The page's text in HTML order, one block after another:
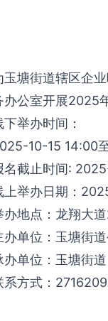
玉塘街道辖区企
办公室开展2025
下举办时间：
10-15 14:00
名截止时间:
上举办日期：
办地点：龙翔大
办单位：玉塘街
办单位：玉塘街道
系方式：